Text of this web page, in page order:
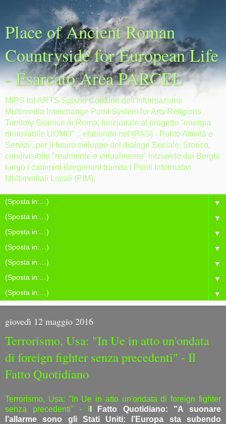
Place of Ancient Roman
Countryside for European Life
- Esarcato Area PARCEL
MIPS for ARTS Spazio Comune dell'Informazione
Multimedia Interchange Point System for Arts Religions
Territory Science in Roma, funzionale al progetto "energia
rinnovabile UOMO" .. elaborato nel (PAS) - Punto Attività e
Servizi ..per il futuro sviluppo del dialogo Sociale, Storico,
condivisibile "realmente e virtualmente" iniziando dai Borghi
lungo i cammini Gregoriani tramite i Punti Informativi
Multimediali Locali (PIM).
▼
▼
▼
▼
▼
▼
▼
giovedì 12 maggio 2016
Terrorismo, Usa: "In Ue in atto un'ondata
di foreign fighter senza precedenti" - Il
Fatto Quotidiano
Terrorismo, Usa: "In Ue in atto un'ondata di foreign fighter
senza precedenti" - I
l Fatto Quotidiano: "A suonare
l’allarme sono gli Stati Uniti: l’Europa sta subendo